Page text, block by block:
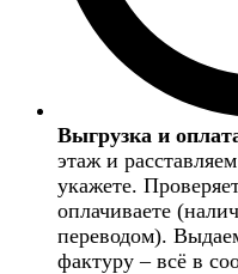
Выгрузка и
этаж и
укажете.
оплачиваете
переводом).
фактуру – всё в